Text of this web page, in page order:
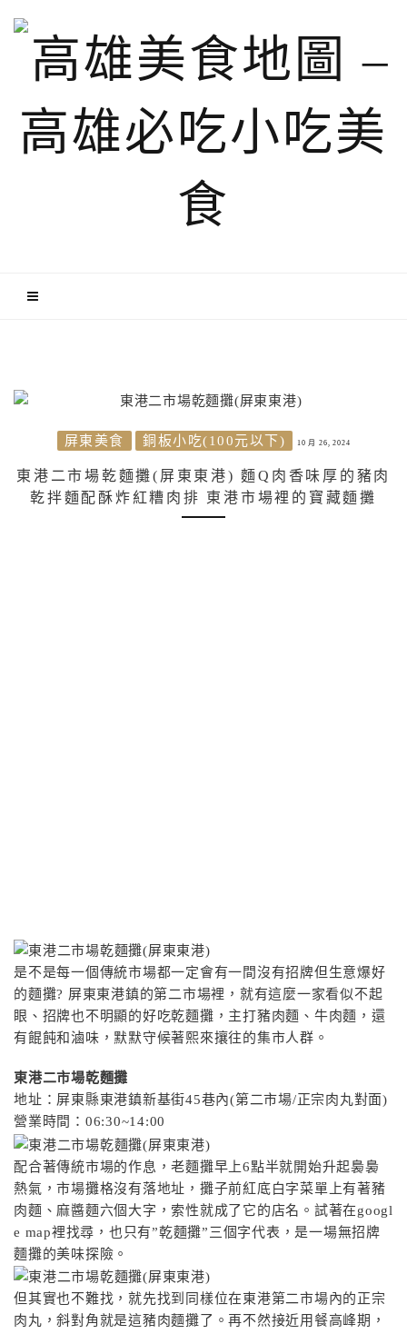
屏東美食 銅板小吃(100元以下) 10 月 26, 2024
東港二市場乾麵攤(屏東東港) 麵Q肉香味厚的豬肉
乾拌麵配酥炸紅糟肉排 東港市場裡的寶藏麵攤
是不是每一個傳統市場都一定會有一間沒有招牌但生意爆好
的麵攤? 屏東東港鎮的第二市場裡，就有這麼一家看似不起
眼、招牌也不明顯的好吃乾麵攤，主打豬肉麵、牛肉麵，還
有餛飩和滷味，默默守候著熙來攘往的集市人群。
東港二市場乾麵攤
地址：屏東縣東港鎮新基街45巷內(第二市場/正宗肉丸對面)
營業時間：06:30~14:00
配合著傳統市場的作息，老麵攤早上6點半就開始升起裊裊
熱氣，市場攤格沒有落地址，攤子前紅底白字菜單上有著豬
肉麵、麻醬麵六個大字，索性就成了它的店名。試著在googl
e map裡找尋，也只有”乾麵攤”三個字代表，是一場無招牌
麵攤的美味探險。
但其實也不難找，就先找到同樣位在東港第二市場內的正宗
肉丸，斜對角就是這豬肉麵攤了。再不然接近用餐高峰期，